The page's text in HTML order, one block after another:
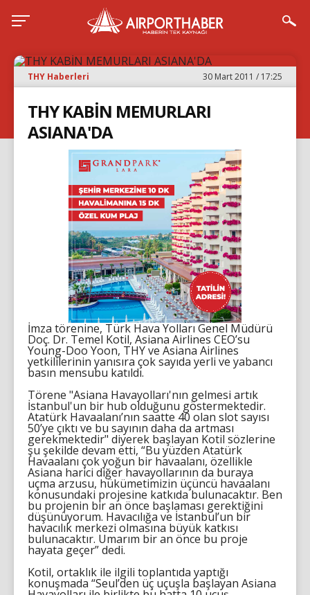
THY Haberleri 30 Mart 2011 / 17:25
THY KABİN MEMURLARI
ASIANA'DA
İmza törenine, Türk Hava Yolları Genel Müdürü
Doç. Dr. Temel Kotil, Asiana Airlines CEO’su
Young-Doo Yoon, THY ve Asiana Airlines
yetkililerinin yanısıra çok sayıda yerli ve yabancı
basın mensubu katıldı.
Törene "Asiana Havayolları'nın gelmesi artık
İstanbul'un bir hub olduğunu göstermektedir.
Atatürk Havaalanı’nın saatte 40 olan slot sayısı
50’ye çıktı ve bu sayının daha da artması
gerekmektedir" diyerek başlayan Kotil sözlerine
şu şekilde devam etti, “Bu yüzden Atatürk
Havaalanı çok yoğun bir havaalanı, özellikle
Asiana harici diğer havayollarının da buraya
uçma arzusu, hükümetimizin üçüncü havaalanı
konusundaki projesine katkıda bulunacaktır. Ben
bu projenin bir an önce başlaması gerektiğini
düşünüyorum. Havacılığa ve İstanbul’un bir
havacılık merkezi olmasına büyük katkısı
bulunacaktır. Umarım bir an önce bu proje
hayata geçer” dedi.
Kotil, ortaklık ile ilgili toplantıda yaptığı
konuşmada “Seul’den üç uçuşla başlayan Asiana